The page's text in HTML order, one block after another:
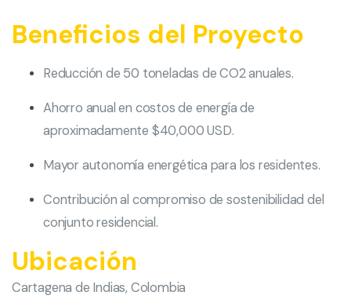
Beneficios del Proyecto
Reducción de 50 toneladas de CO2 anuales.
Ahorro anual en costos de energía de
aproximadamente $40,000 USD.
Mayor autonomía energética para los residentes.
Contribución al compromiso de sostenibilidad del
conjunto residencial.
Ubicación
Cartagena de Indias, Colombia